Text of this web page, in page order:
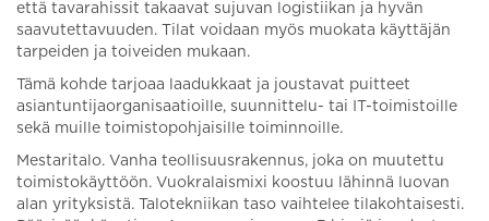
että tavarahissit takaavat sujuvan logistiikan ja hyvän
saavutettavuuden. Tilat voidaan myös muokata käyttäjän
tarpeiden ja toiveiden mukaan.
Tämä kohde tarjoaa laadukkaat ja joustavat puitteet
asiantuntijaorganisaatioille, suunnittelu- tai IT-toimistoille
sekä muille toimistopohjaisille toiminnoille.
Mestaritalo. Vanha teollisuusrakennus, joka on muutettu
toimistokäyttöön. Vuokralaismixi koostuu lähinnä luovan
alan yrityksistä. Talotekniikan taso vaihtelee tilakohtaisesti.